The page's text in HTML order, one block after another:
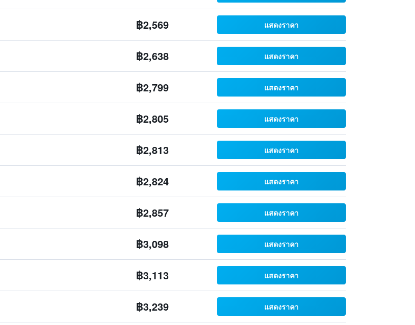
฿2,569 แสดงราคา
฿2,638 แสดงราคา
฿2,799 แสดงราคา
฿2,805 แสดงราคา
฿2,813 แสดงราคา
฿2,824 แสดงราคา
฿2,857 แสดงราคา
฿3,098 แสดงราคา
฿3,113 แสดงราคา
฿3,239 แสดงราคา